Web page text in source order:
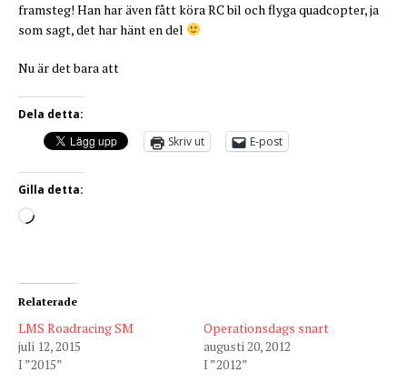
framsteg! Han har även fått köra RC bil och flyga quadcopter, ja
som sagt, det har hänt en del
Nu är det bara att
Dela detta:
Skriv ut
E-post
Gilla detta:
Relaterade
LMS Roadracing SM
juli 12, 2015
I ”2015”
Operationsdags snart
augusti 20, 2012
I ”2012”